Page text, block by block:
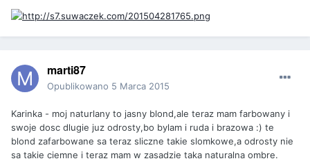
marti87
Opublikowano 5 Marca 2015
Karinka - moj naturlany to jasny blond,ale teraz mam farbowany i
swoje dosc dlugie juz odrosty,bo bylam i ruda i brazowa :) te
blond zafarbowane sa teraz sliczne takie slomkowe,a odrosty nie
sa takie ciemne i teraz mam w zasadzie taka naturalna ombre.